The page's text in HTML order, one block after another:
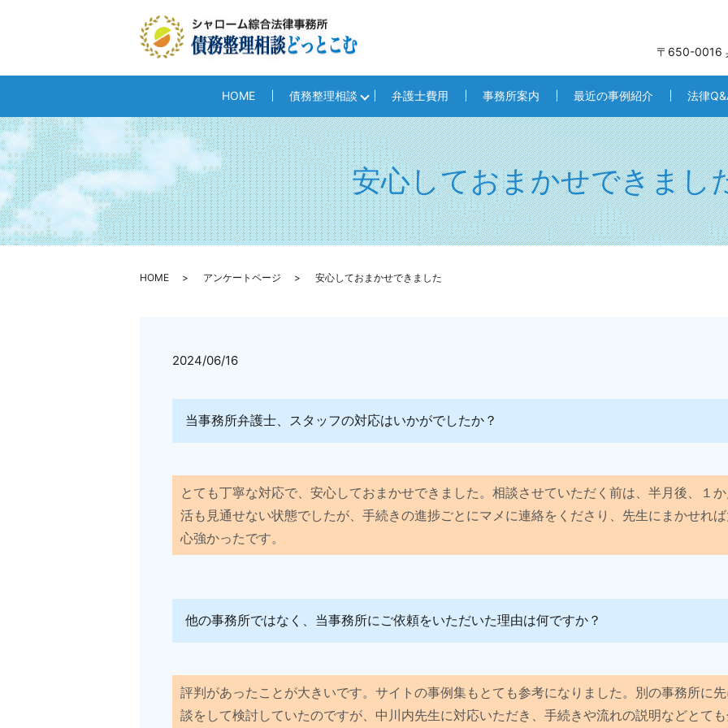
〒650-0016
HOME 債務整理相談 弁護士費用 事務所案内 最近の事例紹介 法律
安心しておまかせできまし
HOME アンケートページ 安心しておまかせできました
2024/06/16
当事務所弁護士、スタッフの対応はいかがでしたか？
とても丁寧な対応で、安心しておまかせできました。相談させていただく前は、半月後、１
活も見通せない状態でしたが、手続きの進捗ごとにマメに連絡をくださり、先生にまかせれ
心強かったです。
他の事務所ではなく、当事務所にご依頼をいただいた理由は何ですか？
評判があったことが大きいです。サイトの事例集もとても参考になりました。別の事務所に
談をして検討していたのですが、中川内先生に対応いただき、手続きや流れの説明などとて